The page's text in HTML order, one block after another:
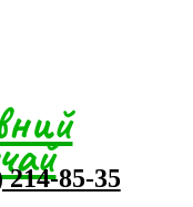
214-85-35